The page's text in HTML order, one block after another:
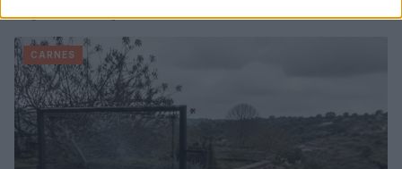
Diego Romero · 8 Ago 2026
CARNES